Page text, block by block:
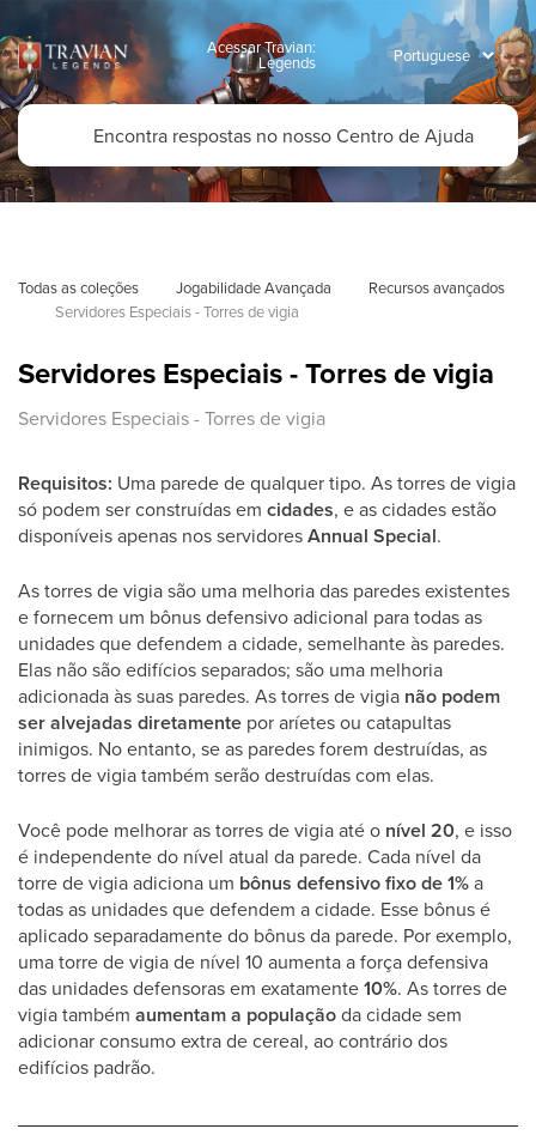
Acessar Travian:
Legends
Todas as coleções Jogabilidade Avançada
Recursos avançados
Servidores Especiais - Torres de vigia
Servidores Especiais - Torres de vigia
Servidores Especiais - Torres de vigia
Requisitos: Uma parede de qualquer tipo. As torres de vigia
só podem ser construídas em cidades, e as cidades estão
disponíveis apenas nos servidoresAnnual Special.
As torres de vigia são uma melhoria das paredes existentes
e fornecem um bônus defensivo adicional para todas as
unidades que defendem a cidade, semelhante às paredes.
Elas não são edifícios separados; são uma melhoria
adicionada às suas paredes. As torres de vigia não podem
ser alvejadas diretamente por aríetes ou catapultas
inimigos. No entanto, se as paredes forem destruídas, as
torres de vigia também serão destruídas com elas.
Você pode melhorar as torres de vigia até o nível 20, e isso
é independente do nível atual da parede. Cada nível da
torre de vigia adiciona um bônus defensivo fixo de 1%a
todas as unidades que defendem a cidade. Esse bônus é
aplicado separadamente do bônus da parede. Por exemplo,
uma torre de vigia de nível 10 aumenta a força defensiva
das unidades defensoras em exatamente10%. As torres de
vigia também aumentam a populaçãoda cidade sem
adicionar consumo extra de cereal, ao contrário dos
edifícios padrão.